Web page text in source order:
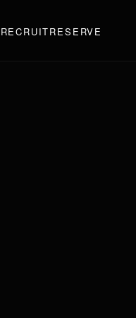
RECRUITRESERVE